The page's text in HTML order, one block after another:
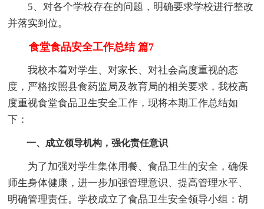
5、对各个学校存在的问题，明确要求学校进行整改
并落实到位。
食堂食品安全工作总结 篇7
我校本着对学生、对家长、对社会高度重视的态
度，严格按照县食药监局及教育局的相关要求，我校高
度重视食堂食品卫生安全工作，现将本期工作总结如
下：
一、成立领导机构，强化责任意识
为了加强对学生集体用餐、食品卫生的安全，确保
师生身体健康，进一步加强管理意识、提高管理水平、
明确管理责任。学校成立了食品卫生安全领导小组：胡